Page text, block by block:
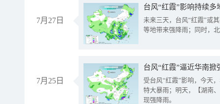
7月27日
台风“红霞”影响持续
未来三天，台风“红霞”或
等地带来强降雨；同时，
7月25日
台风“红霞”逼近华南
受台风“红霞”影响，今天
特大暴雨；明天，【湖南
现强降雨。